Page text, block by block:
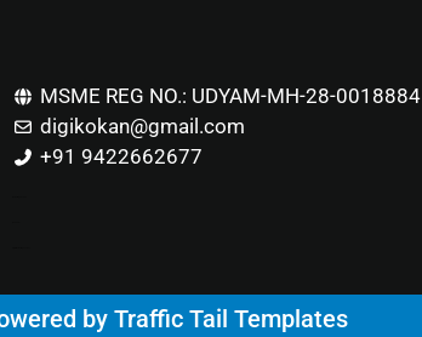
MSME REG NO.: UDYAM-MH-28-0018884
digikokan@gmail.com
+91 9422662677
by Traffic Tail Templates